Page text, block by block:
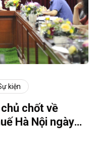
kiện
chốt về
Hà Nội ngày